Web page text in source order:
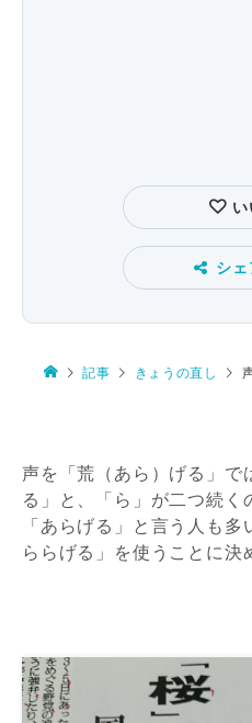
シ
記事 きょうの直し
声を「荒（あら）げる」で
る」と、「ら」が二つ続く
「あらげる」と言う人も
ららげる」を使うことに決